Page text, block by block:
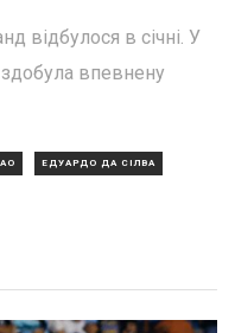
відбулося в січні. У
впевнену
ЕДУАРДО ДА СІЛВА